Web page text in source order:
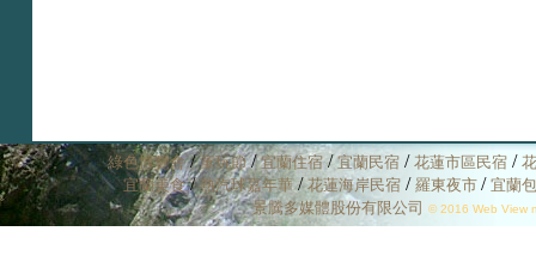
綠色博覽會/童玩節/宜蘭住宿/宜蘭民宿 / 花蓮市區民宿 /
宜蘭美食/熱汽球嘉年華/花蓮海岸民宿 / 羅東夜市 / 宜蘭
景騰多媒體股份有限公司
© 2016 Web View